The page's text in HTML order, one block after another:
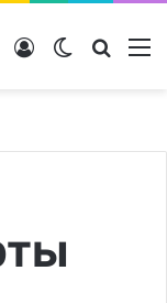
Switch skin
Войти